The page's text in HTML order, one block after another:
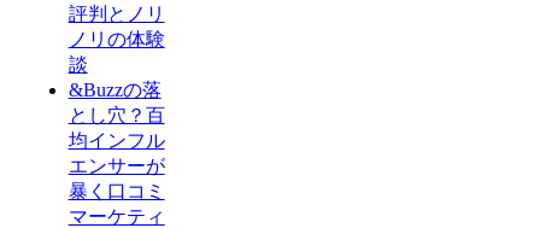
評判とノリ
ノリの体験
談
&Buzzの落
とし穴？百
均インフル
エンサーが
暴く口コミ
マーケティ